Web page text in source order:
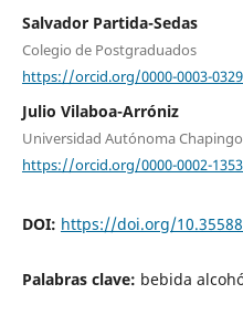
Salvador Partida-Sedas
Colegio de Postgraduados
https://orcid.org/0000-0003-
Julio Vilaboa-Arróniz
Universidad Autónoma Chapingo
https://orcid.org/0000-0002-
DOI: https://doi.org/
Palabras clave: bebida